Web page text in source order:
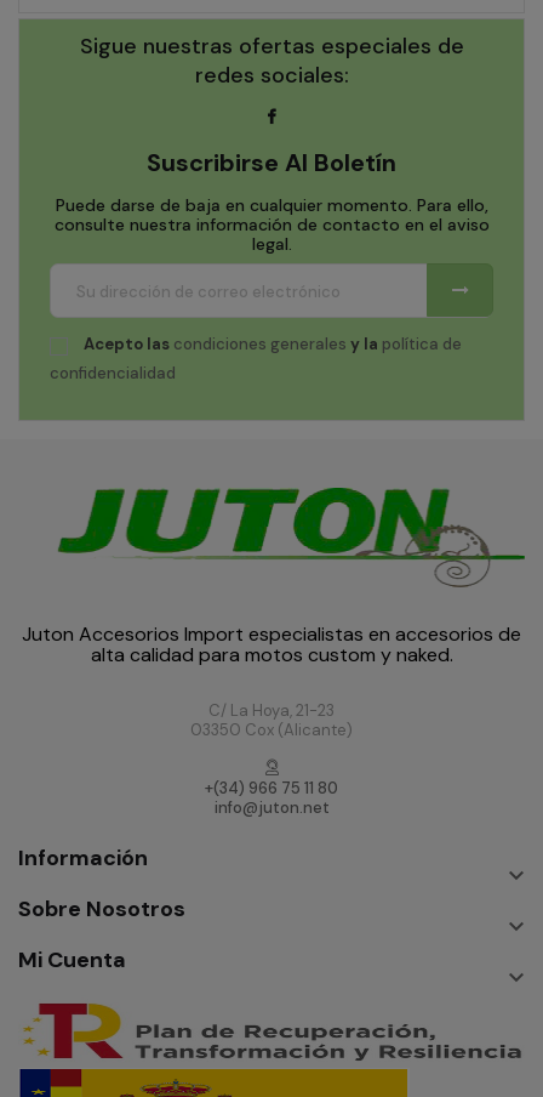
Sigue nuestras ofertas especiales de
redes sociales:
Suscribirse Al Boletín
Puede darse de baja en cualquier momento. Para ello,
consulte nuestra información de contacto en el aviso
legal.
Acepto las condiciones generales y la política de
confidencialidad
Juton Accesorios Import especialistas en accesorios de
alta calidad para motos custom y naked.
C/ La Hoya, 21-23
03350 Cox (Alicante)
+(34) 966 75 11 80
info@juton.net
Información

Sobre Nosotros

Mi Cuenta
